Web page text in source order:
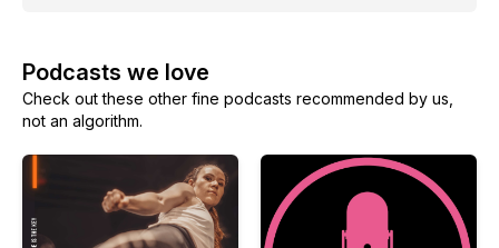
Podcasts we love
Check out these other fine podcasts recommended by us,
not an algorithm.